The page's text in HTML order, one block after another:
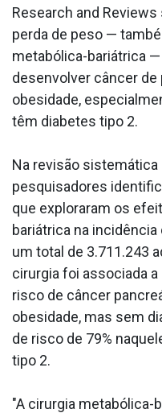
Research and
perda de peso —
metabólica-bariátrica
desenvolver câncer
obesidade,
têm diabetes tipo 2.
Na revisão sistemática
pesquisadores
que exploraram os
bariátrica na
um total de 3.711.243
cirurgia foi associada
risco de câncer
obesidade, mas sem
de risco de 79%
tipo 2.
"A cirurgia